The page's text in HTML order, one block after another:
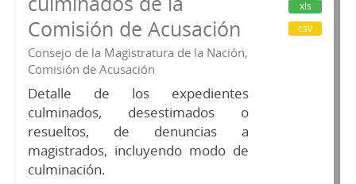
Comisión de Acusación
Consejo de la Magistratura de la Nación,
Comisión de Acusación
Detalle de los expedientes
culminados, desestimados o
resueltos, de denuncias a
magistrados, incluyendo modo de
culminación.
xls
csv